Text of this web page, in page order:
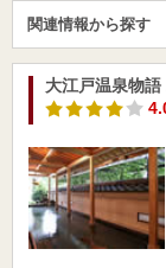
関連情報から探す
大江戸温泉物